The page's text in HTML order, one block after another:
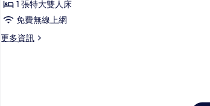
片
Included
的
情
Happen
Suite
Single
1 張特大雙人床
免費無線上網
更多資訊
更